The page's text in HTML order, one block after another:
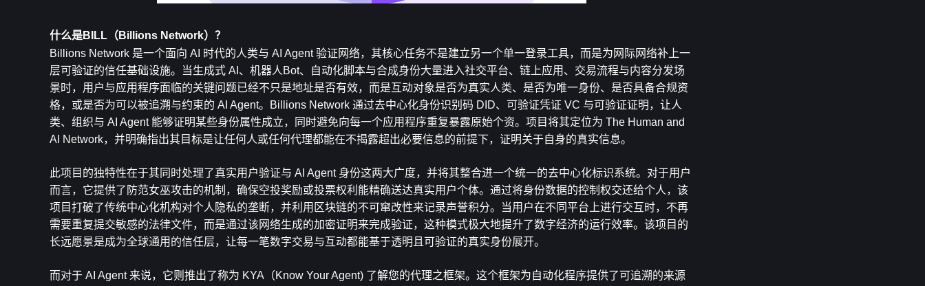
什么是BILL（Billions Network）？
Billions Network 是一个面向 AI 时代的人类与 AI Agent 验证网络，其核心任务不是建立另一个单一登录工具，而是为网际网络补上一
层可验证的信任基础设施。当生成式 AI、机器人Bot、自动化脚本与合成身份大量进入社交平台、链上应用、交易流程与内容分发场
景时，用户与应用程序面临的关键问题已经不只是地址是​​否有效，而是互动对象是否为真实人类、是否为唯一身份、是否具备合规资
格，或是否为可以被追溯与约束的 AI Agent。Billions Network 通过去中心化身份识别码 DID、可验证凭证 VC 与可验证证明，让人
类、组织与 AI Agent 能够证明某些身份属性成立，同时避免向每一个应用程序重复暴露原始个资。项目将其定位为 The Human and
AI Network，并明确指出其目标是让任何人或任何代理都能在不揭露超出必要信息的前提下，证明关于自身的真实信息。
此项目的独特性在于其同时处理了真实用户验证与 AI Agent 身份这两大广度，并将其整合进一个统一的去中心化标识系统。对于用户
而言，它提供了防范女巫攻击的机制，确保空投奖励或投票权利能精确送达真实用户个体。通过将身份数据的控制权交还给个人，该
项目打破了传统中心化机构对个人隐私的垄断，并利用区块链的不可窜改性来记录声誉积分。当用户在不同平台上进行交互时，不再
需要重复提交敏感的法律文件，而是通过该网络生成的加密证明来完成验证，这种模式极大地提升了数字经济的运行效率。该项目的
长远愿景是成为全球通用的信任层，让每一笔数字交易与互动都能基于透明且可验证的真实身份展开。
而对于 AI Agent 来说，它则推出了称为 KYA（Know Your Agent) 了解您的代理之框架。这个框架为自动化程序提供了可追溯的来源